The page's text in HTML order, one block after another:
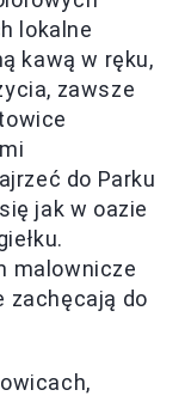
lokalne
kawą w ręku,
zawsze
do Parku
jak w oazie
malownicze
zachęcają do